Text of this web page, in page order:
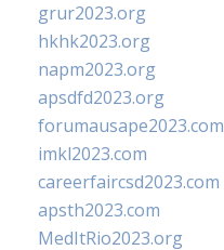
grur2023.org
hkhk2023.org
napm2023.org
apsdfd2023.org
forumausape2023.com
imkl2023.com
careerfaircsd2023.com
apsth2023.com
MedItRio2023.org